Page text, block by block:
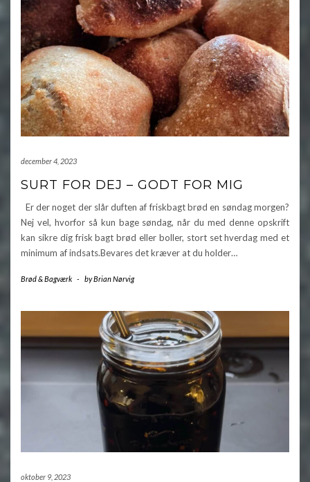
december 4, 2023
SURT FOR DEJ – GODT FOR MIG
Er der noget der slår duften af friskbagt brød en søndag morgen?
Nej vel, hvorfor så kun bage søndag, når du med denne opskrift
kan sikre dig frisk bagt brød eller boller, stort set hverdag med et
minimum af indsats.Bevares det kræver at du holder…
Brød & Bagværk - byBrian Nørvig
oktober 9, 2023